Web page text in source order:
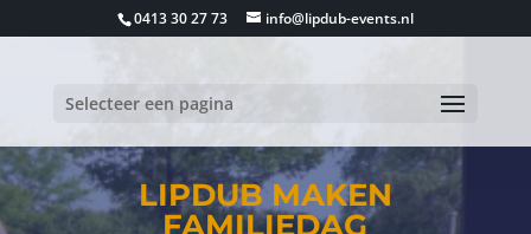
0413 30 27 73 info@lipdub-events.nl
Selecteer een pagina
LIPDUB MAKEN
FAMILIEDAG